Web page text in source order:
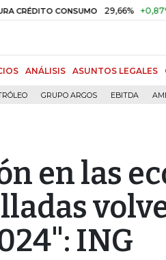
CONSUMO 29,66% +0,87%
ANÁLISIS ASUNTOS LEGALES
GRUPO ARGOS EBITDA
en las
ING